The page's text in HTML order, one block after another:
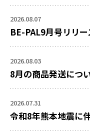
2026.08.07
BE-PAL9月号リリー
2026.08.03
8月の商品発送につ
2026.07.31
令和8年熊本地震に